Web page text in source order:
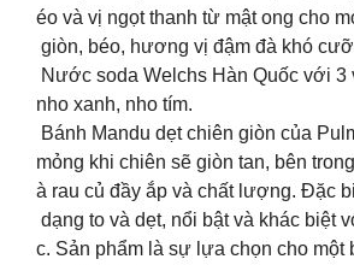
éo và vị ngọt thanh từ mật ong cho
giòn, béo, hương vị đậm đà khó
Nước soda Welchs Hàn Quốc với 3
nho xanh, nho tím.
Bánh Mandu dẹt chiên giòn của
mỏng khi chiên sẽ giòn tan, bên
à rau củ đầy ắp và chất lượng. Đặc
dạng to và dẹt, nổi bật và khác biệt
c. Sản phẩm là sự lựa chọn cho một